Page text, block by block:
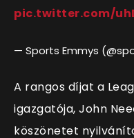
pic.twitter.com/
— Sports Emmys
A rangos díjat a
igazgatója, John
köszönetet